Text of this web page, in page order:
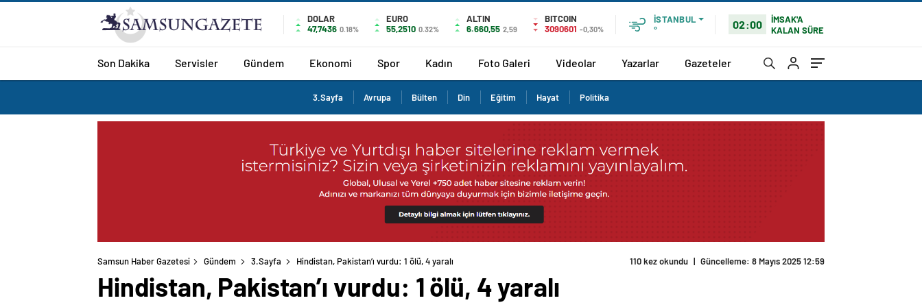
DOLAR
47,7436 0.18%
EURO
55,2510 0.32%
ALTIN
6.660,55 2,59
BITCOIN
3090601 -0,30%
İSTANBUL
°
02:00
İMSAK'A
KALAN SÜRE
Son Dakika Servisler Gündem Ekonomi Spor Kadın Foto Galeri Videolar Yazarlar Gazeteler
3.Sayfa Avrupa Bülten Din Eğitim Hayat Politika
Samsun Haber Gazetesi Gündem 3.Sayfa Hindistan, Pakistan’ı vurdu: 1 ölü, 4 yaralı 110 kez okundu | Güncelleme: 8 Mayıs 2025 12:59
Hindistan, Pakistan’ı vurdu: 1 ölü, 4 yaralı